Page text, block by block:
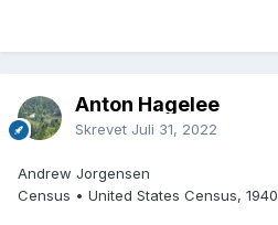
Anton Hagelee
Skrevet Juli 31, 2022
Andrew Jorgensen
Census • United States Census, 1940